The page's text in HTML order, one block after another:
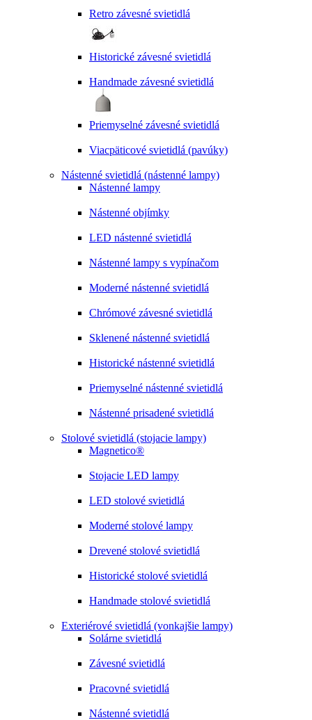
Retro závesné svietidlá
Historické závesné svietidlá
Handmade závesné svietidlá
Priemyselné závesné svietidlá
Viacpäticové svietidlá (pavúky)
Nástenné svietidlá (nástenné lampy)
Nástenné lampy
Nástenné objímky
LED nástenné svietidlá
Nástenné lampy s vypínačom
Moderné nástenné svietidlá
Chrómové závesné svietidlá
Sklenené nástenné svietidlá
Historické nástenné svietidlá
Priemyselné nástenné svietidlá
Nástenné prisadené svietidlá
Stolové svietidlá (stojacie lampy)
Magnetico®
Stojacie LED lampy
LED stolové svietidlá
Moderné stolové lampy
Drevené stolové svietidlá
Historické stolové svietidlá
Handmade stolové svietidlá
Exteriérové svietidlá (vonkajšie lampy)
Solárne svietidlá
Závesné svietidlá
Pracovné svietidlá
Nástenné svietidlá